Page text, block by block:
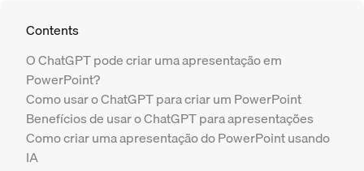
Contents
O ChatGPT pode criar uma apresentação em
PowerPoint?
Como usar o ChatGPT para criar um PowerPoint
Benefícios de usar o ChatGPT para apresentações
Como criar uma apresentação do PowerPoint usando
IA